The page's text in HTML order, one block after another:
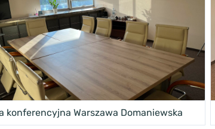
konferencyjna Warszawa Domaniewska